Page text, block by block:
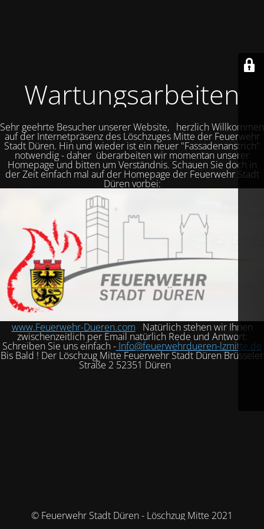
Wartungsarbeiten
Sehr geehrte Besucher unserer Website, herzlich Willkommen
auf der Internetpräsenz des Löschzuges Mitte der Feuerwehr
Stadt Düren. Hin und wieder ist ein neuer "Fassadenanstrich"
notwendig - daher überarbeiten wir momentan unserer
Homepage und bitten um Verständnis. Schauen Sie doch in
der Zeit einfach mal auf der Homepage der Feuerwehr Stadt
Düren vorbei:
www.Feuerwehr-Dueren.com Natürlich stehen wir Ihnen
zwischenzeitlich per Email natürlich Rede und Antwort:
Schreiben Sie uns einfach - Info@feuerwehrdueren-lzmitte.de
Bis Bald ! Der Löschzug Mitte Feuerwehr Stadt Düren Brüsseler
Straße 2 52351 Düren
© Feuerwehr Stadt Düren - Löschzug Mitte 2021